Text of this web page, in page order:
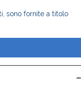
sono fornite a titolo